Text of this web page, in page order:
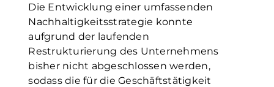
Die Entwicklung einer umfassenden
Nachhaltigkeitsstrategie konnte
aufgrund der laufenden
Restrukturierung des Unternehmens
bisher nicht abgeschlossen werden,
sodass die für die Geschäftstätigkeit